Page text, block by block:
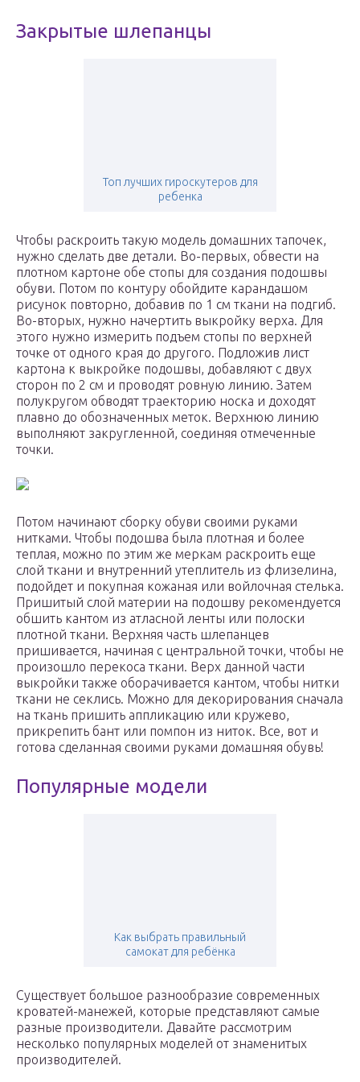
Закрытые шлепанцы
Топ лучших гироскутеров для
ребенка
Чтобы раскроить такую модель домашних тапочек,
нужно сделать две детали. Во-первых, обвести на
плотном картоне обе стопы для создания подошвы
обуви. Потом по контуру обойдите карандашом
рисунок повторно, добавив по 1 см ткани на подгиб.
Во-вторых, нужно начертить выкройку верха. Для
этого нужно измерить подъем стопы по верхней
точке от одного края до другого. Подложив лист
картона к выкройке подошвы, добавляют с двух
сторон по 2 см и проводят ровную линию. Затем
полукругом обводят траекторию носка и доходят
плавно до обозначенных меток. Верхнюю линию
выполняют закругленной, соединяя отмеченные
точки.
Потом начинают сборку обуви своими руками
нитками. Чтобы подошва была плотная и более
теплая, можно по этим же меркам раскроить еще
слой ткани и внутренний утеплитель из флизелина,
подойдет и покупная кожаная или войлочная стелька.
Пришитый слой материи на подошву рекомендуется
обшить кантом из атласной ленты или полоски
плотной ткани. Верхняя часть шлепанцев
пришивается, начиная с центральной точки, чтобы не
произошло перекоса ткани. Верх данной части
выкройки также оборачивается кантом, чтобы нитки
ткани не секлись. Можно для декорирования сначала
на ткань пришить аппликацию или кружево,
прикрепить бант или помпон из ниток. Все, вот и
готова сделанная своими руками домашняя обувь!
Популярные модели
Как выбрать правильный
самокат для ребёнка
Существует большое разнообразие современных
кроватей-манежей, которые представляют самые
разные производители. Давайте рассмотрим
несколько популярных моделей от знаменитых
производителей.